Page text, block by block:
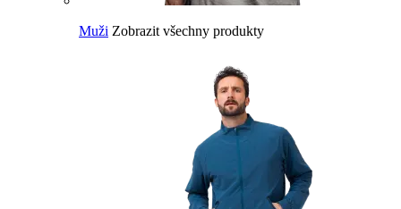
Muži Zobrazit všechny produkty